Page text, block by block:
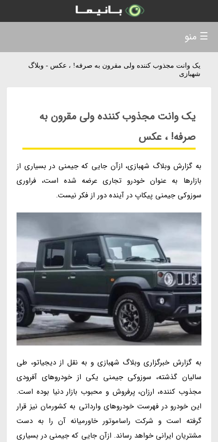
یک وانت مجذوب کننده ولی مقرون به صرفه! ، عکس - وبلاگ
شهبازی
یک وانت مجذوب کننده ولی مقرون به
صرفه! ، عکس
به گزارش وبلاگ شهبازی، ازآن جایی که جیمنی در بسیاری از
بازارها به عنوان خودرو تجاری عرضه شده است، فراوری
سوزوکی جیمنی پیکاپ در آینده دور از فکر نیست.
به گزارش خبرگزاری وبلاگ شهبازی و به نقل از دیجیاتو، طی
سالیان گذشته، سوزوکی جیمنی یکی از خودروهای آفرودی
مجذوب کننده، ارزان، پرفروش و محبوب بازار دنیا بوده است.
این خودرو در فهرست خودروهای وارداتی به کشورمان نیز قرار
گرفته است و شرکت راساموتور خاورمیانه آن را به دست
مشتریان ایرانی خواهد رساند. ازآن جایی که جیمنی در بسیاری
☰ منو